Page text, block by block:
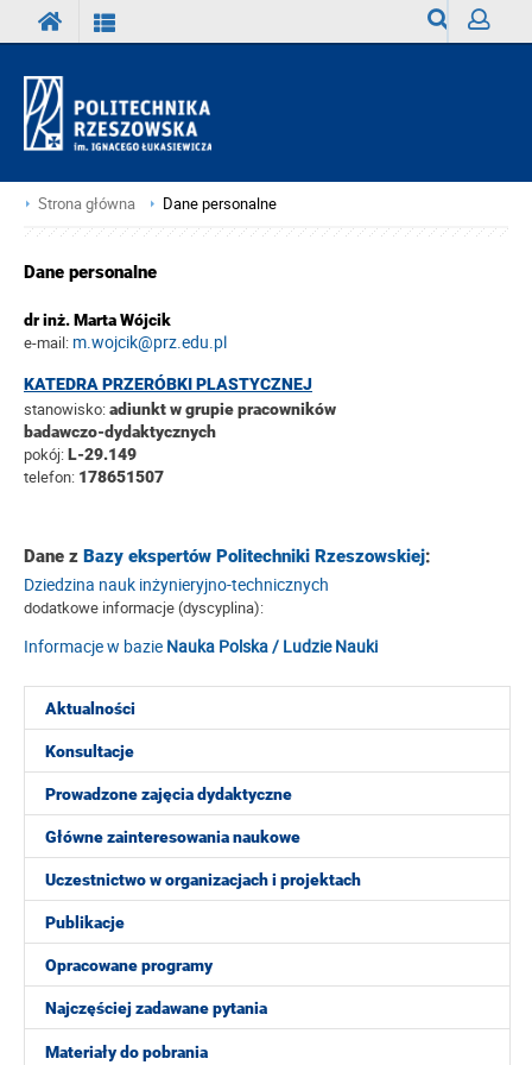
Strona główna Dane personalne
Aktualności
Konsultacje
Prowadzone zajęcia dydaktyczne
Główne zainteresowania naukowe
Uczestnictwo w organizacjach i projektach
Publikacje
Opracowane programy
Najczęściej zadawane pytania
Materiały do pobrania
Dane personalne
dr inż. Marta Wójcik
e-mail: m.wojcik@prz.edu.pl
KATEDRA PRZERÓBKI PLASTYCZNEJ
stanowisko:adiunkt w grupie pracowników
badawczo-dydaktycznych
pokój:L-29.149
telefon: 178651507
Dane z Bazy ekspertów Politechniki Rzeszowskiej:
Dziedzina nauk inżynieryjno-technicznych
dodatkowe informacje (dyscyplina):
Informacje w bazie Nauka Polska / Ludzie Nauki